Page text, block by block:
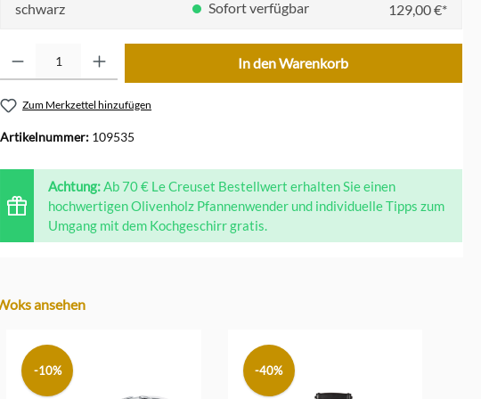
schwarz Sofort verfügbar 129,00 €*
In den Warenkorb
Zum Merkzettel hinzufügen
Artikelnummer: 109535
Achtung:Ab 70 € Le Creuset Bestellwert erhalten Sie einen
hochwertigen Olivenholz Pfannenwender und individuelle Tipps zum
Umgang mit dem Kochgeschirr gratis.
ansehen
-10% -40%